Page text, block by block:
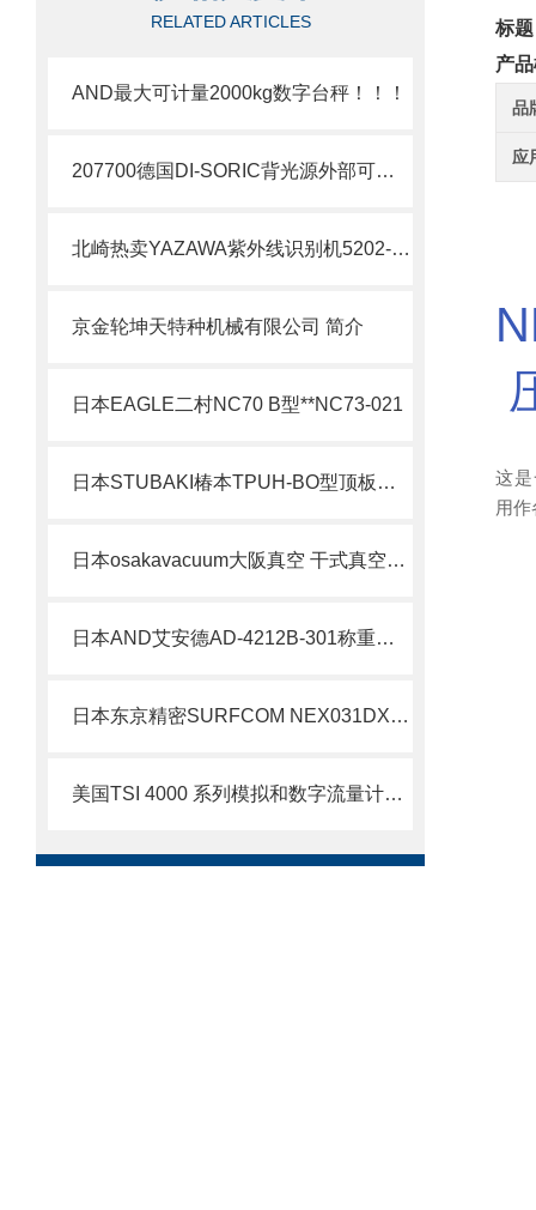
RELATED ARTICLES
AND最大可计量2000kg数字台秤！！！
207700德国DI-SORIC背光源外部可闪光
北崎热卖YAZAWA紫外线识别机5202-100
京金轮坤天特种机械有限公司 简介
日本EAGLE二村NC70 B型**NC73-021
日本STUBAKI椿本TPUH-BO型顶板链北崎热卖
日本osakavacuum大阪真空 干式真空泵DSP251原理
日本AND艾安德AD-4212B-301称重模块北崎热卖
日本东京精密SURFCOM NEX031DX2/SD2表面粗糙度和轮廓形状通用测量复合机
美国TSI 4000 系列模拟和数字流量计简介
标
产
品
应
这
用